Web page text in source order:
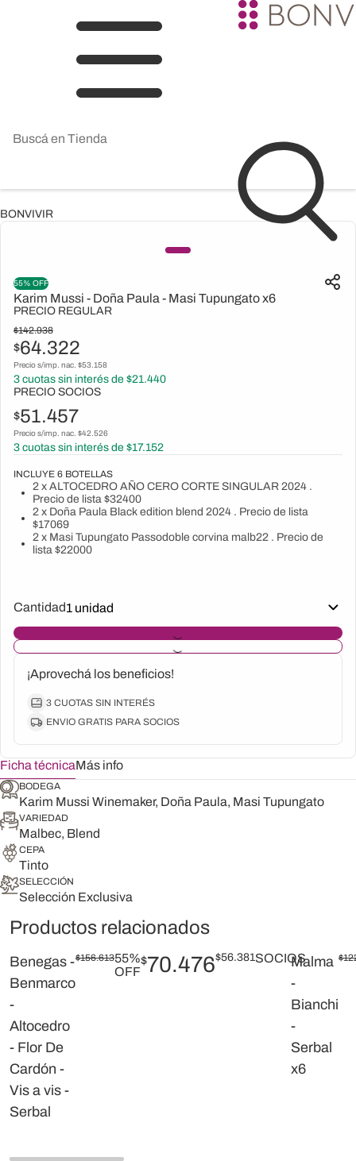
BONVIVIR
55% OFF
Karim Mussi - Doña Paula - Masi Tupungato x6
PRECIO REGULAR
$142.938
$64.322
Precio s/imp. nac. $53.158
3 cuotas sin interés de $21.440
PRECIO SOCIOS
$51.457
Precio s/imp. nac. $42.526
3 cuotas sin interés de $17.152
INCLUYE 6 BOTELLAS
2 x ALTOCEDRO AÑO CERO CORTE SINGULAR 2024 .
Precio de lista $32400
2 x Doña Paula Black edition blend 2024 . Precio de lista
$17069
2 x Masi Tupungato Passodoble corvina malb22 . Precio de
lista $22000
¡Aprovechá los beneficios!
3 CUOTAS SIN INTERÉS
ENVIO GRATIS PARA SOCIOS
Cantidad
Ficha técnicaMás info
BODEGA
Karim Mussi Winemaker, Doña Paula, Masi Tupungato
VARIEDAD
Malbec, Blend
CEPA
Tinto
SELECCIÓN
Selección Exclusiva
Productos relacionados
Benegas -
Benmarco
-
Altocedro
- Flor De
Cardón -
Vis a vis -
Serbal
$156.61355%
OFF
$70.476$56.381SOCIOSMalma
-
Bianchi
-
Serbal
x6
$